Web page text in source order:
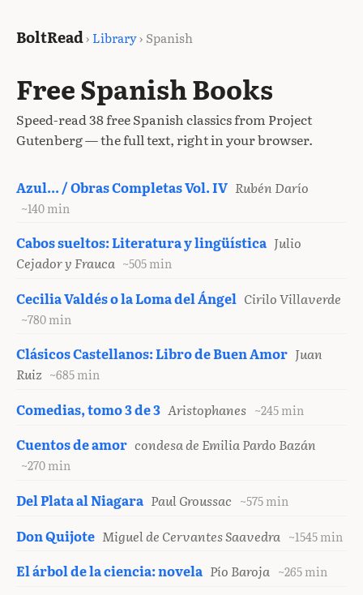
BoltRead› Library› Spanish
Free Spanish Books
Speed-read 38 free Spanish classics from Project
Gutenberg — the full text, right in your browser.
Azul... / Obras Completas Vol. IV Rubén Darío
~140 min
Cabos sueltos: Literatura y lingüística Julio
Cejador y Frauca ~505 min
Cecilia Valdés o la Loma del Ángel Cirilo Villaverde
~780 min
Clásicos Castellanos: Libro de Buen Amor Juan
Ruiz ~685 min
Comedias, tomo 3 de 3 Aristophanes ~245 min
Cuentos de amor condesa de Emilia Pardo Bazán
~270 min
Del Plata al Niagara Paul Groussac ~575 min
Don Quijote Miguel de Cervantes Saavedra ~1545 min
El árbol de la ciencia: novela Pío Baroja ~265 min